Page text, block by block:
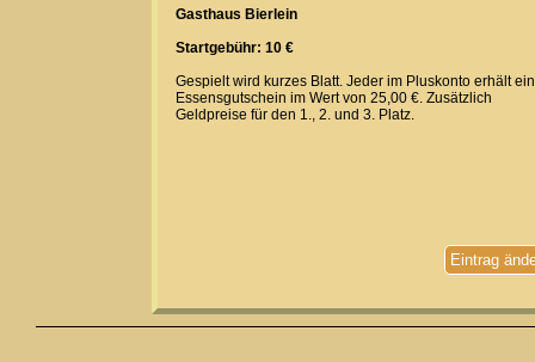
Gasthaus Bierlein
Startgebühr: 10 €
Gespielt wird kurzes Blatt. Jeder im Pluskonto erhält
Essensgutschein im Wert von 25,00 €. Zusätzlich
Geldpreise für den 1., 2. und 3. Platz.
Eintrag